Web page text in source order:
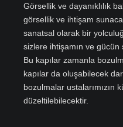
Görsellik ve dayanıklılık
görsellik ve ihtişam
sanatsal olarak bir
sizlere ihtişamın ve
Bu kapılar zamanla
kapılar da oluşabilecek
bozulmalar ustalarımızın
düzeltilebilecektir.